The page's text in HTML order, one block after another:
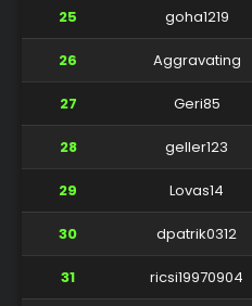
25 goha1219
26 Aggravating
27 Geri85
28 geller123
29 Lovas14
30 dpatrik0312
31 ricsi19970904